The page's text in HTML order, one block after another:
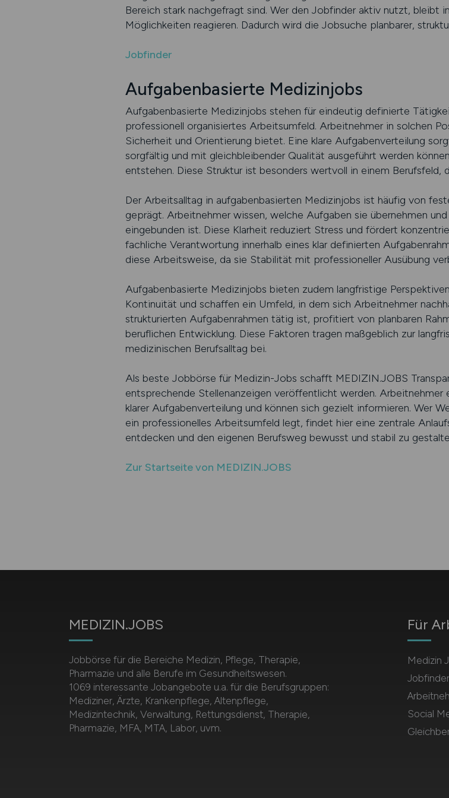
Bereich stark nachgefragt sind. Wer den Jobfinder aktiv nutzt, bleibt
Möglichkeiten reagieren. Dadurch wird die Jobsuche planbarer,
Jobfinder
Aufgabenbasierte Medizinjobs
Aufgabenbasierte Medizinjobs stehen für eindeutig definierte
professionell organisiertes Arbeitsumfeld. Arbeitnehmer in solchen
Sicherheit und Orientierung bietet. Eine klare Aufgabenverteilung
sorgfältig und mit gleichbleibender Qualität ausgeführt werden
entstehen. Diese Struktur ist besonders wertvoll in einem Berufsfeld,
Der Arbeitsalltag in aufgabenbasierten Medizinjobs ist häufig von
geprägt. Arbeitnehmer wissen, welche Aufgaben sie übernehmen
eingebunden ist. Diese Klarheit reduziert Stress und fördert
fachliche Verantwortung innerhalb eines klar definierten
diese Arbeitsweise, da sie Stabilität mit professioneller Ausübung
Aufgabenbasierte Medizinjobs bieten zudem langfristige
Kontinuität und schaffen ein Umfeld, in dem sich Arbeitnehmer
strukturierten Aufgabenrahmen tätig ist, profitiert von planbaren
beruflichen Entwicklung. Diese Faktoren tragen maßgeblich zur
medizinischen Berufsalltag bei.
Als beste Jobbörse für Medizin-Jobs schafft MEDIZIN.JOBS
entsprechende Stellenanzeigen veröffentlicht werden.
klarer Aufgabenverteilung und können sich gezielt informieren. Wer
ein professionelles Arbeitsumfeld legt, findet hier eine zentrale
entdecken und den eigenen Berufsweg bewusst und stabil zu
Zur Startseite von MEDIZIN.JOBS
MEDIZIN.JOBS
Jobbörse für die Bereiche Medizin, Pflege, Therapie,
Pharmazie und alle Berufe im Gesundheitswesen.
1069 interessante Jobangebote u.a. für die Berufsgruppen:
Mediziner, Ärzte, Krankenpflege, Altenpflege,
Medizintechnik, Verwaltung, Rettungsdienst, Therapie,
Pharmazie, MFA, MTA, Labor, uvm.
Für
Medizin
Jobfinder
Social